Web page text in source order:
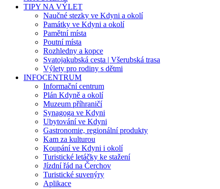
TIPY NA VÝLET
Naučné stezky ve Kdyni a okolí
Památky ve Kdyni a okolí
Pamětní místa
Poutní místa
Rozhledny a kopce
Svatojakubská cesta | Všerubská trasa
Výlety pro rodiny s dětmi
INFOCENTRUM
Informační centrum
Plán Kdyně a okolí
Muzeum příhraničí
Synagoga ve Kdyni
Ubytování ve Kdyni
Gastronomie, regionální produkty
Kam za kulturou
Koupání ve Kdyni i okolí
Turistické letáčky ke stažení
Jízdní řád na Čerchov
Turistické suvenýry
Aplikace